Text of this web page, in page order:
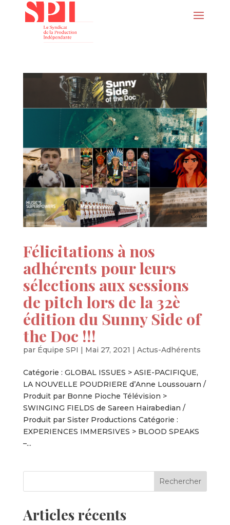
Félicitations à nos
adhérents pour leurs
sélections aux sessions
de pitch lors de la 32è
édition du Sunny Side of
the Doc !!!
par Équipe SPI | Mai 27, 2021 | Actus-Adhérents
Catégorie : GLOBAL ISSUES > ASIE-PACIFIQUE,
LA NOUVELLE POUDRIERE d’Anne Loussouarn /
Produit par Bonne Pioche Télévision >
SWINGING FIELDS de Sareen Hairabedian /
Produit par Sister Productions Catégorie :
EXPERIENCES IMMERSIVES > BLOOD SPEAKS
–...
Articles récents